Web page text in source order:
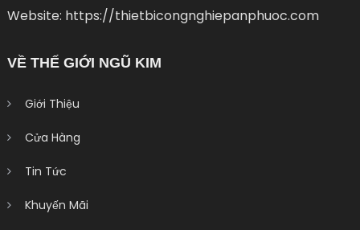
Website: https://thietbicongnghiepanphuoc.com
VỀ THẾ GIỚI NGŨ KIM
Giới Thiệu
Cửa Hàng
Tin Tức
Khuyến Mãi